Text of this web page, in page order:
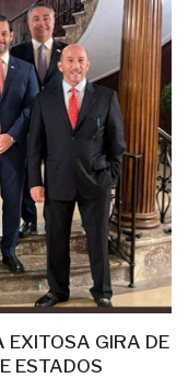
EXITOSA GIRA DE
ESTADOS